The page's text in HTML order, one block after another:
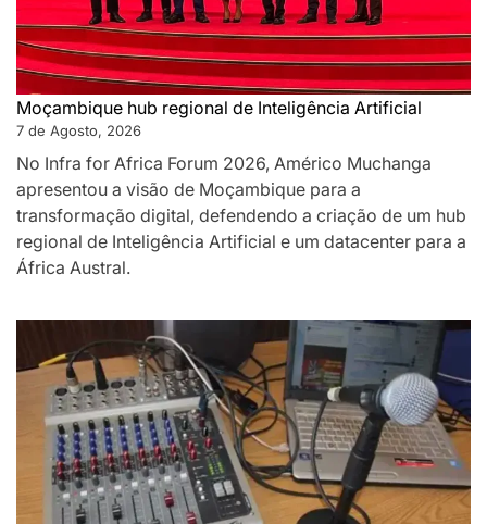
Moçambique hub regional de Inteligência Artificial
7 de Agosto, 2026
No Infra for Africa Forum 2026, Américo Muchanga
apresentou a visão de Moçambique para a
transformação digital, defendendo a criação de um hub
regional de Inteligência Artificial e um datacenter para a
África Austral.